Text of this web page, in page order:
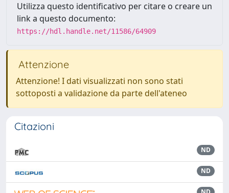
Utilizza questo identificativo per citare o creare un
link a questo documento:
https://hdl.handle.net/11586/64909
Attenzione
Attenzione! I dati visualizzati non sono stati
sottoposti a validazione da parte dell'ateneo
Citazioni
ND
ND